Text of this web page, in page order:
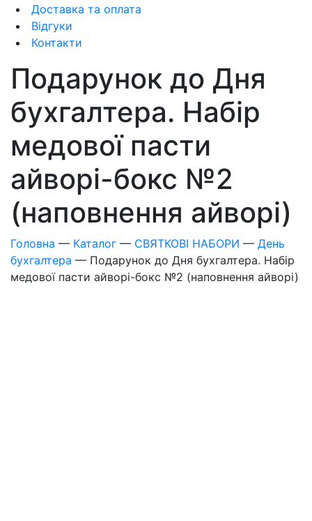
Доставка та оплата
Відгуки
Контакти
Подарунок до Дня
бухгалтера. Набір
медової пасти
айворі-бокс №2
(наповнення айворі)
Головна — Каталог — СВЯТКОВІ НАБОРИ — День
бухгалтера — Подарунок до Дня бухгалтера. Набір
медової пасти айворі-бокс №2 (наповнення айворі)